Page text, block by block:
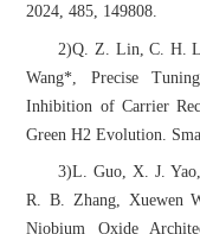
2024, 485, 149808.
2)Q. Z. Lin, C. H.
Wang*, Precise
Inhibition of Carrier
Green H2 Evolution.
3)L. Guo, X. J.
R. B. Zhang, Xuewen
Niobium Oxide